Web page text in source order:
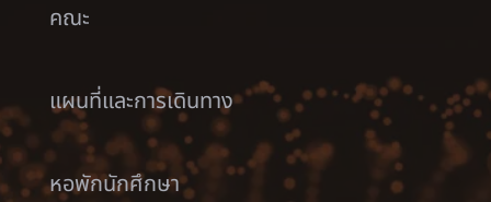
คณะ
แผนที่และการเดินทาง
หอพักนักศึกษา